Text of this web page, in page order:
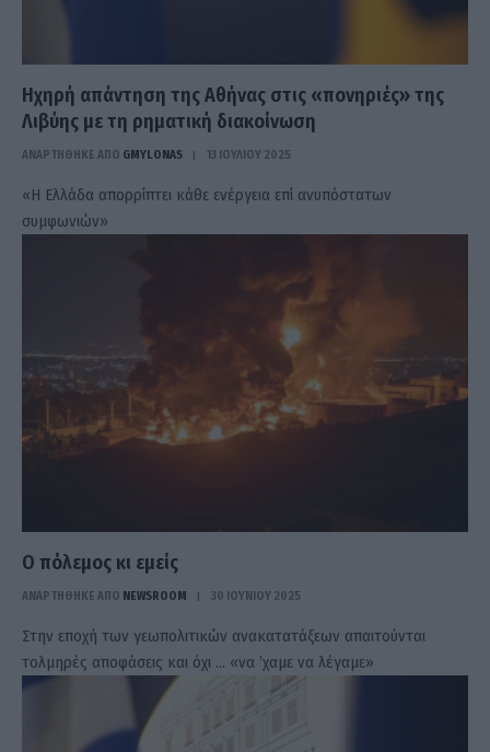
Ηχηρή απάντηση της Αθήνας στις «πονηριές» της
Λιβύης με τη ρηματική διακοίνωση
ΑΝΑΡΤΗΘΗΚΕ ΑΠΟ GMYLONAS 13 ΙΟΥΛΊΟΥ 2025
«Η Ελλάδα απορρίπτει κάθε ενέργεια επί ανυπόστατων
συμφωνιών»
Ο πόλεμος κι εμείς
ΑΝΑΡΤΗΘΗΚΕ ΑΠΟ NEWSROOM 30 ΙΟΥΝΊΟΥ 2025
Στην εποχή των γεωπολιτικών ανακατατάξεων απαιτούνται
τολμηρές αποφάσεις και όχι … «να ’χαμε να λέγαμε»